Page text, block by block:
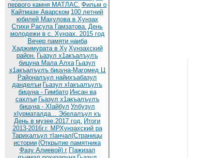
первого камня МАТЛАС. Фильм о
Кайтмазе Аварском 100 летний
юбилей Махулова в Хунзах
Стихи Расула Гамзатова. День
молодежи в с. Хунзах. 2015 год
Вечер памяти наиба
Хаджимурата в Ху Хунзахский
район. Гьазул х1акъалъулъ
бицуна Мала Алха Гьазул
х1акъалъулъ бицуна-Магомед Ц
Районалъул найихъабазул
данделъи Гьазул хIакъалъулъ
бицуна - Гимбато Инсан ва
сахлъи Гьазул х1акъалъулъ
бицуна - ХIайбул Улбузул
хIурматалда... Эбелалъул къ
День в музее.2017 год. Итоги
2013-2016г.г. МРХунзахский ра
Тарихалъул тIанчал(Страницы
истории (Открытие памятника
Фазу Алиевой) г ГIажизал